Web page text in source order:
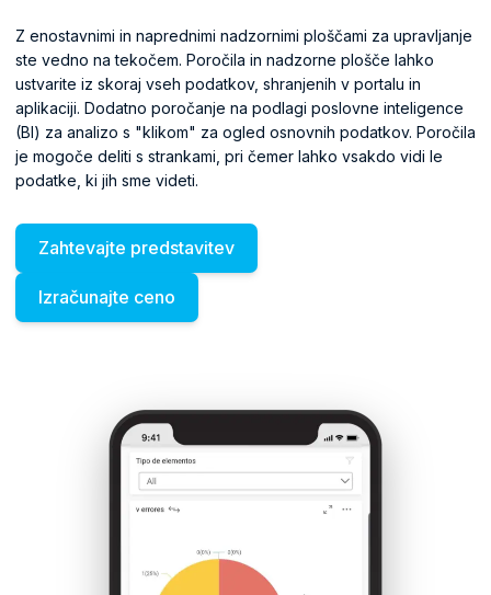
Z enostavnimi in naprednimi nadzornimi ploščami za upravljanje
ste vedno na tekočem. Poročila in nadzorne plošče lahko
ustvarite iz skoraj vseh podatkov, shranjenih v portalu in
aplikaciji. Dodatno poročanje na podlagi poslovne inteligence
(BI) za analizo s "klikom" za ogled osnovnih podatkov. Poročila
je mogoče deliti s strankami, pri čemer lahko vsakdo vidi le
podatke, ki jih sme videti.
Zahtevajte predstavitev
Izračunajte ceno